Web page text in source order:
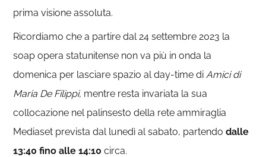
prima visione assoluta.
Ricordiamo che a partire dal 24 settembre 2023 la
soap opera statunitense non va più in onda la
domenica per lasciare spazio al day-time di Amici di
Maria De Filippi, mentre resta invariata la sua
collocazione nel palinsesto della rete ammiraglia
Mediaset prevista dal lunedì al sabato, partendodalle
13:40 fino alle 14:10circa.